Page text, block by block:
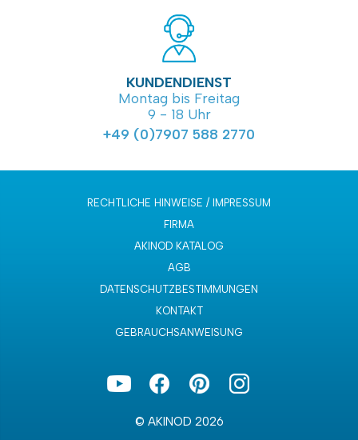
KUNDENDIENST
Montag bis Freitag
9 - 18 Uhr
+49 (0)7907 588 2770
RECHTLICHE HINWEISE / IMPRESSUM
FIRMA
AKINOD KATALOG
AGB
DATENSCHUTZBESTIMMUNGEN
KONTAKT
GEBRAUCHSANWEISUNG
© AKINOD 2026